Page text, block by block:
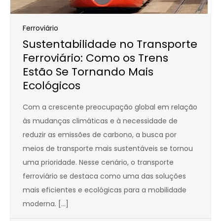
Ferroviário
Sustentabilidade no Transporte
Ferroviário: Como os Trens
Estão Se Tornando Mais
Ecológicos
Com a crescente preocupação global em relação
às mudanças climáticas e à necessidade de
reduzir as emissões de carbono, a busca por
meios de transporte mais sustentáveis se tornou
uma prioridade. Nesse cenário, o transporte
ferroviário se destaca como uma das soluções
mais eficientes e ecológicas para a mobilidade
moderna. […]